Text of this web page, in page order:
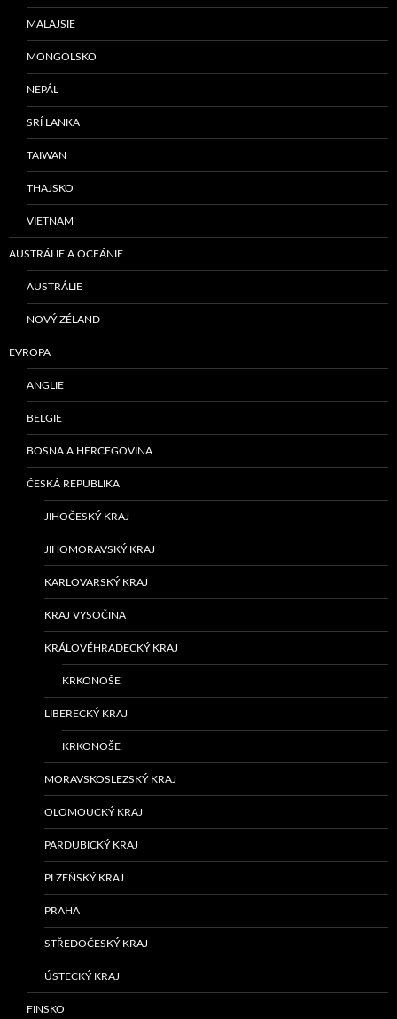
MALAJSIE
MONGOLSKO
NEPÁL
SRÍ LANKA
TAIWAN
THAJSKO
VIETNAM
AUSTRÁLIE A OCEÁNIE
AUSTRÁLIE
NOVÝ ZÉLAND
EVROPA
ANGLIE
BELGIE
BOSNA A HERCEGOVINA
ČESKÁ REPUBLIKA
JIHOČESKÝ KRAJ
JIHOMORAVSKÝ KRAJ
KARLOVARSKÝ KRAJ
KRAJ VYSOČINA
KRÁLOVÉHRADECKÝ KRAJ
KRKONOŠE
LIBERECKÝ KRAJ
KRKONOŠE
MORAVSKOSLEZSKÝ KRAJ
OLOMOUCKÝ KRAJ
PARDUBICKÝ KRAJ
PLZEŇSKÝ KRAJ
PRAHA
STŘEDOČESKÝ KRAJ
ÚSTECKÝ KRAJ
FINSKO